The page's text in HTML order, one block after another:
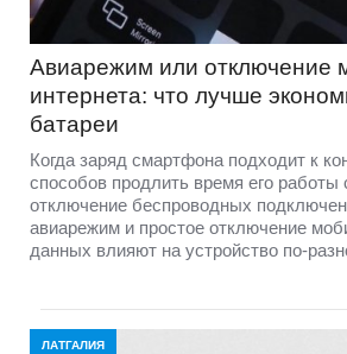
Авиарежим или отключение
интернета: что лучше
батареи
Когда заряд смартфона подходит к
способов продлить время его работы
отключение беспроводных
авиарежим и простое отключение
данных влияют на устройство по-
ЛАТГАЛИЯ